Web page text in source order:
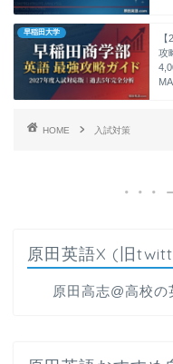
早稲田大学
攻
HOME 入試対策
原田英語X (旧
原田高志@高校